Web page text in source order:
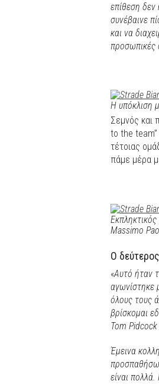
επίθεση
συνέβαινε
και να
προσωπικές
Η υπόκλιση
Σεμνός και
to the team”
τέτοιας
πάμε μέρα
Massimo
Ο
«Αυτό ήταν
αγωνίστηκε
όλους τους
βρίσκομαι
Tom
Έμεινα
είναι